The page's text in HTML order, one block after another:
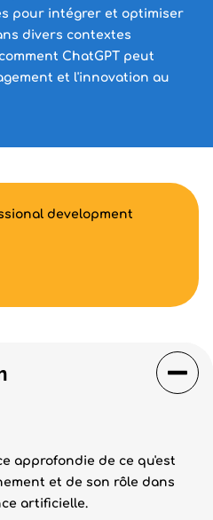
pour intégrer et optimiser
divers contextes
ChatGPT peut
et l'innovation au
approfondie de ce qu'est
et de son rôle dans
artificielle.
development